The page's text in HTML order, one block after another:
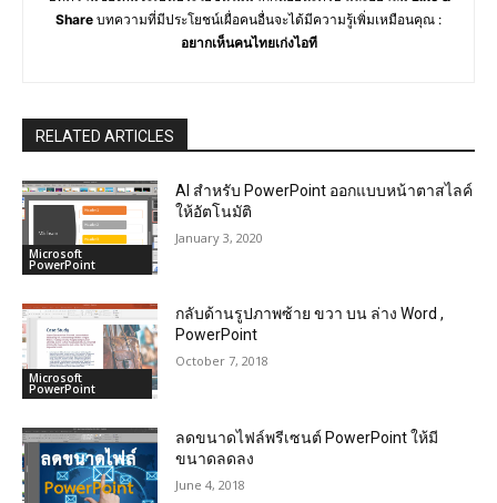
Share บทความที่มีประโยชน์เผื่อคนอื่นจะได้มีความรู้เพิ่มเหมือนคุณ :
อยากเห็นคนไทยเก่งไอที
RELATED ARTICLES
Microsoft
PowerPoint
AI สำหรับ PowerPoint ออกแบบหน้าตาสไลค์
ให้อัตโนมัติ
January 3, 2020
Microsoft
PowerPoint
กลับด้านรูปภาพซ้าย ขวา บน ล่าง Word ,
PowerPoint
October 7, 2018
ลดขนาดไฟล์พรีเซนต์ PowerPoint ให้มี
ขนาดลดลง
June 4, 2018